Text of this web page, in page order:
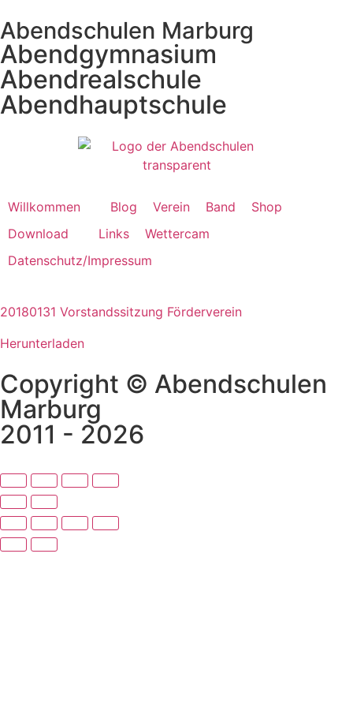
Abendschulen Marburg
Abendgymnasium
Abendrealschule
Abendhauptschule
Willkommen Blog Verein Band
Shop
Download
Links
Wettercam
Datenschutz/Impressum
20180131 Vorstandssitzung Förderverein
Herunterladen
Copyright © Abendschulen
Marburg
2011 - 2026